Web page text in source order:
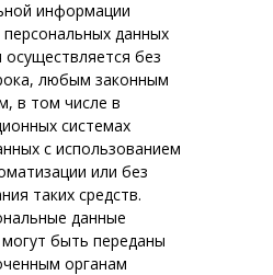
информации
данных
без
любым законным
в том числе в
системах
с использованием
или без
таких средств.
данные
быть переданы
органам